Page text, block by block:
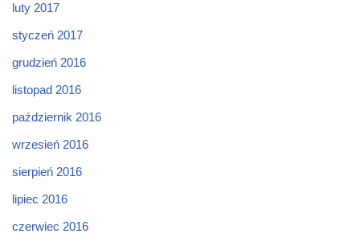
luty 2017
styczeń 2017
grudzień 2016
listopad 2016
październik 2016
wrzesień 2016
sierpień 2016
lipiec 2016
czerwiec 2016